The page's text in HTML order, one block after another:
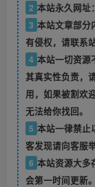
2 本站永久网址：
3 本站文章部分
有侵权，请联系
4 本站一切资源
其真实性负责，
用，如果被割欢
无法给你找回。
5 本站一律禁止
客发现请向客服举
6 本站资源大多
会第一时间更新。